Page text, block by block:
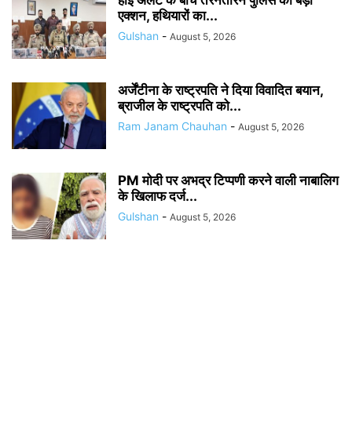
एक्शन, हथियारों का...
Gulshan - August 5, 2026
अर्जेंटीना के राष्ट्रपति ने दिया विवादित बयान,
ब्राजील के राष्ट्रपति को...
Ram Janam Chauhan - August 5, 2026
PM मोदी पर अभद्र टिप्पणी करने वाली नाबालिग
के खिलाफ दर्ज...
Gulshan - August 5, 2026